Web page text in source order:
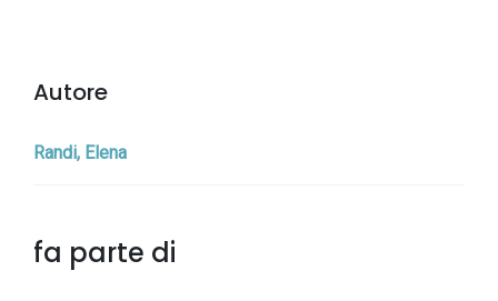
Autore
Randi, Elena
fa parte di